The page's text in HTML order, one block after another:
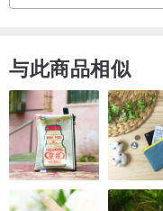
随性而发 与人体的体温迅速
位于人手腕背侧有养老穴
常佩戴玉镯 可得到长期的
不仅能祛除老人视力模糊
且可蓄元气 养精神
上下五千年 唯有玉做缘
与此商品相似